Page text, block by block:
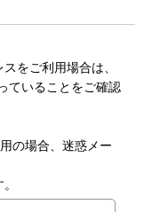
をご利用場合は、
ていることをご確認
の場合、迷惑メー